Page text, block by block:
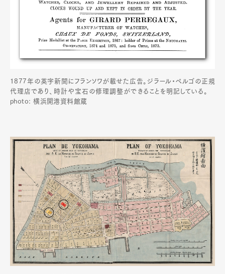
1877年の英字新聞にフランソワが載せた広告。ジラール・ペルゴの正規
代理店であり、時計や宝石の修理調整ができることを明記している。
photo: 横浜開港資料館蔵